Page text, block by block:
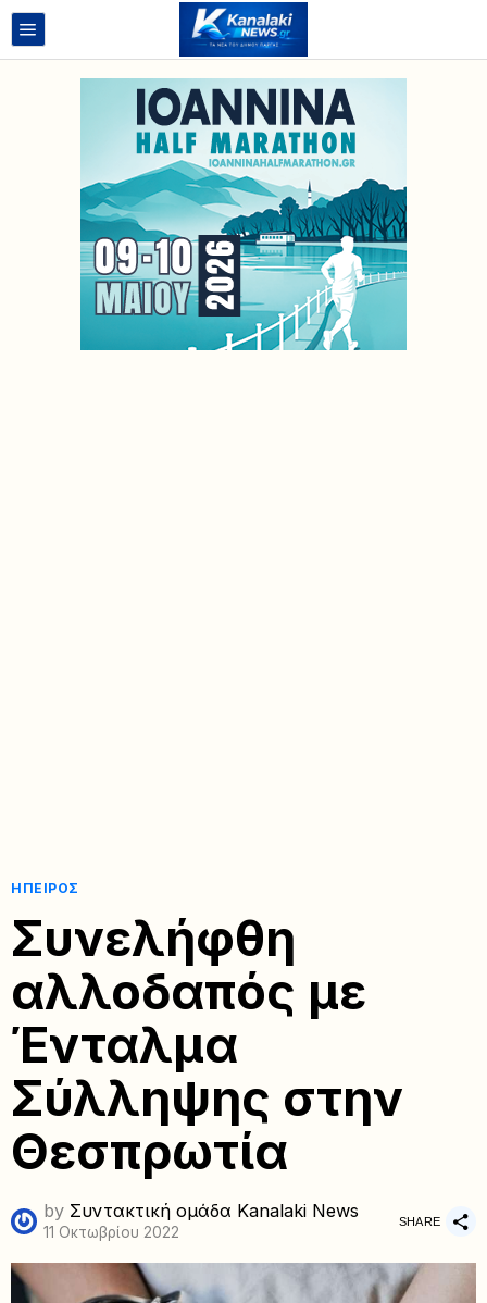
ΉΠΕΙΡΟΣ
Συνελήφθη
αλλοδαπός με
Ένταλμα
Σύλληψης στην
Θεσπρωτία
by Συντακτική ομάδα Kanalaki News
11 Οκτωβρίου 2022
SHARE